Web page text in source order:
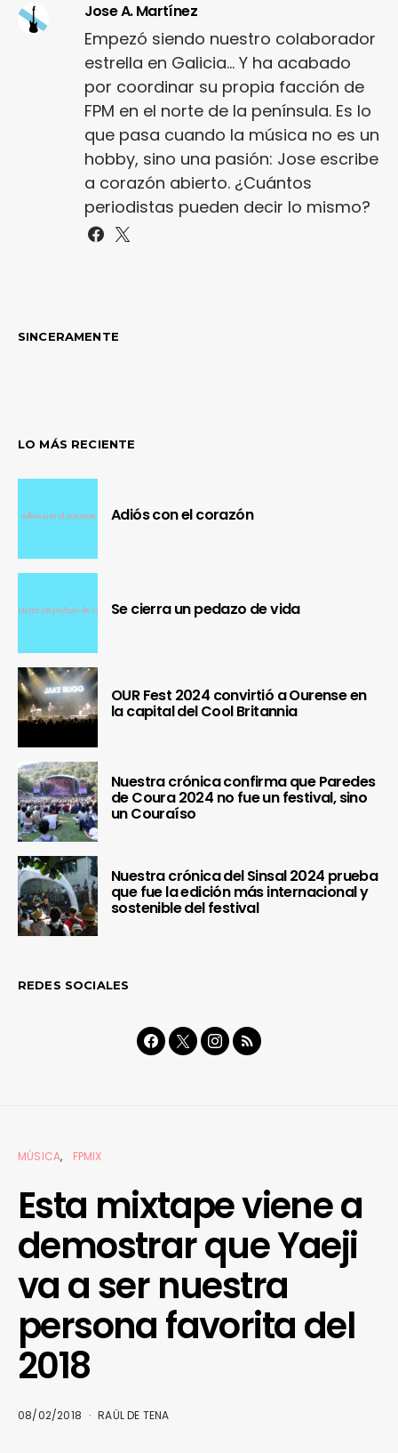
Jose A. Martínez
Empezó siendo nuestro colaborador
estrella en Galicia... Y ha acabado
por coordinar su propia facción de
FPM en el norte de la península. Es lo
que pasa cuando la música no es un
hobby, sino una pasión: Jose escribe
a corazón abierto. ¿Cuántos
periodistas pueden decir lo mismo?
SINCERAMENTE
LO MÁS RECIENTE
Adiós con el corazón
Se cierra un pedazo de vida
OUR Fest 2024 convirtió a Ourense en
la capital del Cool Britannia
Nuestra crónica confirma que Paredes
de Coura 2024 no fue un festival, sino
un Couraíso
Nuestra crónica del Sinsal 2024 prueba
que fue la edición más internacional y
sostenible del festival
REDES SOCIALES
MÚSICA FPMIX
Esta mixtape viene a
demostrar que Yaeji
va a ser nuestra
persona favorita del
2018
08/02/2018 RAÜL DE TENA